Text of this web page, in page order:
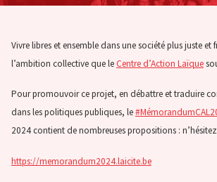
Vivre libres et ensemble dans une société plus juste et
l’ambition collective que leCentre d’Action Laïque
Pour promouvoir ce projet, en débattre et traduire
dans les politiques publiques, le
2024 contient de nombreuses propositions :
https://memorandum2024.laicite.be